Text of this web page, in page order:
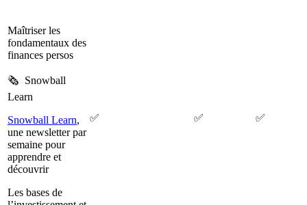
Maîtriser les
fondamentaux des
finances persos
🗞️ Snowball
Learn
Snowball Learn,
une newsletter par
semaine pour
apprendre et
découvrir
Les bases de
✅ ✅ ✅